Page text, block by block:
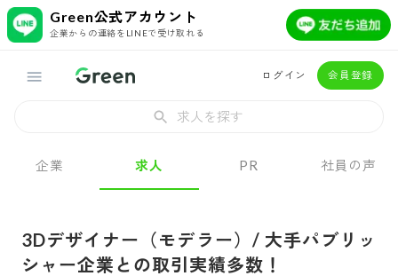
Green公式アカウント
企業からの連絡をLINEで受け取れる
ログイン 会員登録
求人を探す
企業 求人 PR 社員の声
3Dデザイナー（モデラー）/ 大手パブリッ
シャー企業との取引実績多数！